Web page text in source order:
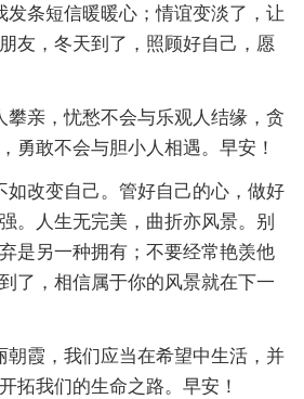
发条短信暖暖心；情谊变淡了，让
友，冬天到了，照顾好自己，愿
攀亲，忧愁不会与乐观人结缘，贪
勇敢不会与胆小人相遇。早安！
如改变自己。管好自己的心，做好
。人生无完美，曲折亦风景。别
是另一种拥有；不要经常艳羡他
了，相信属于你的风景就在下一
朝霞，我们应当在希望中生活，并
拓我们的生命之路。早安！